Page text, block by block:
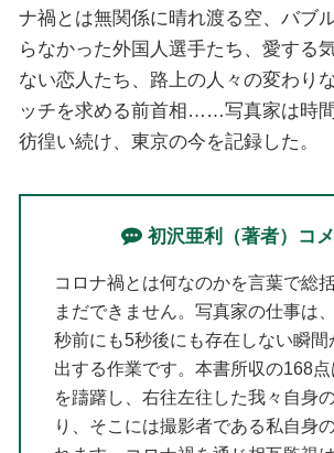
ナ禍とは無関係に晴れ渡る空、バブ
らなかった外国人選手たち、愛する
ない恋人たち、路上の人々の変わり
ッチを求める前首相……写真家は時
彷徨い続け、東京の今を記録した。
初沢亜利（著者）コ
コロナ禍とは何なのかを言葉で総
まだできません。写真家の仕事は
秒前にも5秒後にも存在しない瞬間
出する作業です。本書所収の168
を躊躇し、右往左往した我々自身
り、そこには撮影者である私自身